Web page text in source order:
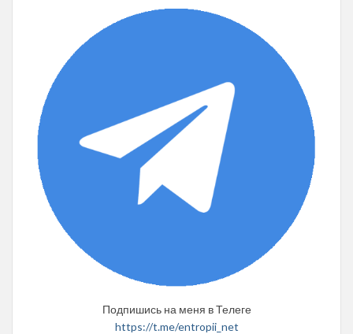
Подпишись на меня в Телеге
https://t.me/entropii_net